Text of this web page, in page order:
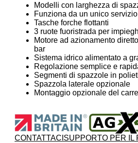
Modelli con larghezza di
Funziona da un unico
Tasche forche flottanti
3 ruote fuoristrada per
Motore ad azionamento
bar
Sistema idrico alimentato a
Regolazione semplice e
Segmenti di spazzole in
Spazzola laterale opzionale
Montaggio opzionale del
CONTATTACI SUPPORTO PER IL